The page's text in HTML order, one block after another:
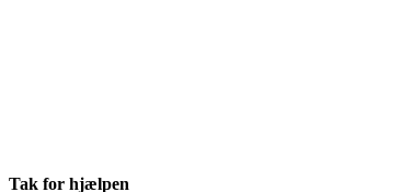
Tak for hjælpen